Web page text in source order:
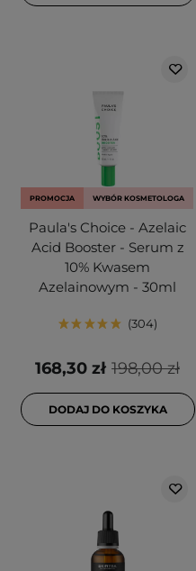
PROMOCJA WYBÓR KOSMETOLOGA
Paula's Choice - Azelaic
Acid Booster - Serum z
10% Kwasem
Azelainowym - 30ml
304
198,00 zł
168,30 zł
DODAJ DO KOSZYKA